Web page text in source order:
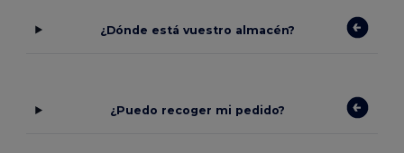
¿Dónde está vuestro almacén?
¿Puedo recoger mi pedido?